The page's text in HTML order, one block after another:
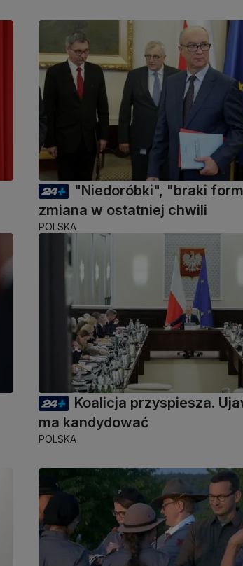
"Niedoróbki", "braki
zmiana w ostatniej chwili
POLSKA
Koalicja przyspiesza.
ma kandydować
POLSKA